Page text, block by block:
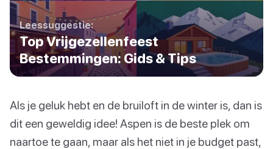
Leessuggestie:
Top Vrijgezellenfeest
Bestemmingen: Gids & Tips
Als je geluk hebt en de bruiloft in de winter is, dan is
dit een geweldig idee! Aspen is de beste plek om
naartoe te gaan, maar als het niet in je budget past,